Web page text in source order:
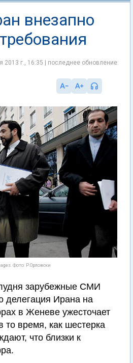
внезапно
2013 г., 16:35 | последнее обновление:
Фото: Р.Орловски
зарубежные СМИ
делегация Ирана на
в Женеве ужесточает
то время, как шестерка
что близки к